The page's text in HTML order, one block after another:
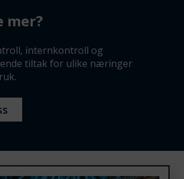
mer?
internkontroll og
tiltak for ulike næringer